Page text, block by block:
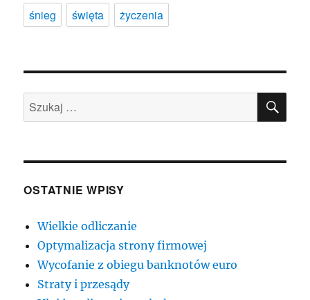
śnieg
święta życzenia
Szukaj:
OSTATNIE WPISY
Wielkie odliczanie
Optymalizacja strony firmowej
Wycofanie z obiegu banknotów euro
Straty i przesądy